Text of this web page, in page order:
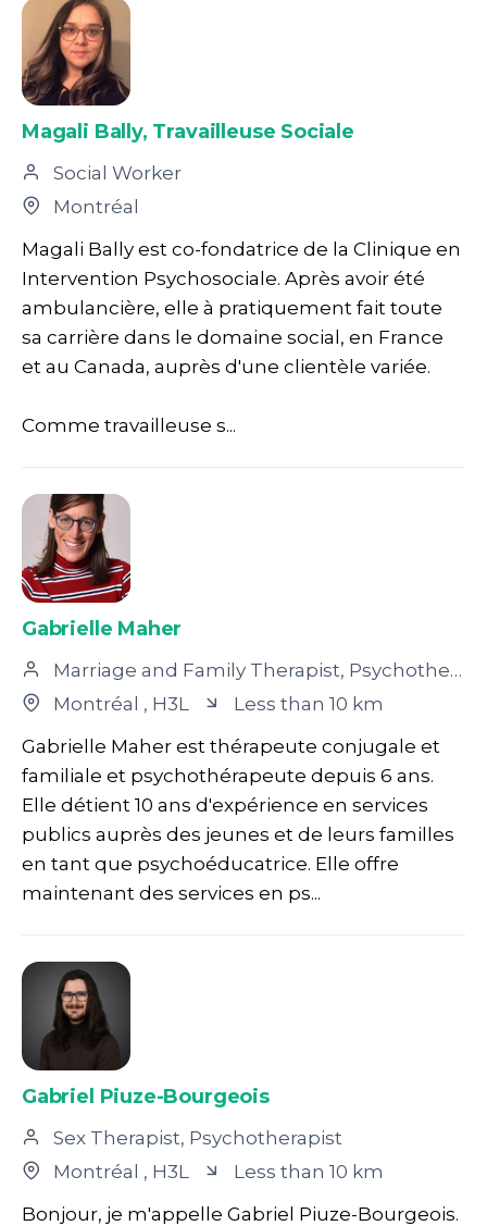
Magali Bally, Travailleuse Sociale
Social Worker
Montréal
Magali Bally est co-fondatrice de la Clinique en
Intervention Psychosociale. Après avoir été
ambulancière, elle à pratiquement fait toute
sa carrière dans le domaine social, en France
et au Canada, auprès d'une clientèle variée.
Comme travailleuse s...
Gabrielle Maher
Marriage and Family Therapist, Psychotherapist
Montréal , H3L
Less than 10 km
Gabrielle Maher est thérapeute conjugale et
familiale et psychothérapeute depuis 6 ans.
Elle détient 10 ans d'expérience en services
publics auprès des jeunes et de leurs familles
en tant que psychoéducatrice. Elle offre
maintenant des services en ps...
Gabriel Piuze-Bourgeois
Sex Therapist, Psychotherapist
Montréal , H3L
Less than 10 km
Bonjour, je m'appelle Gabriel Piuze-Bourgeois.